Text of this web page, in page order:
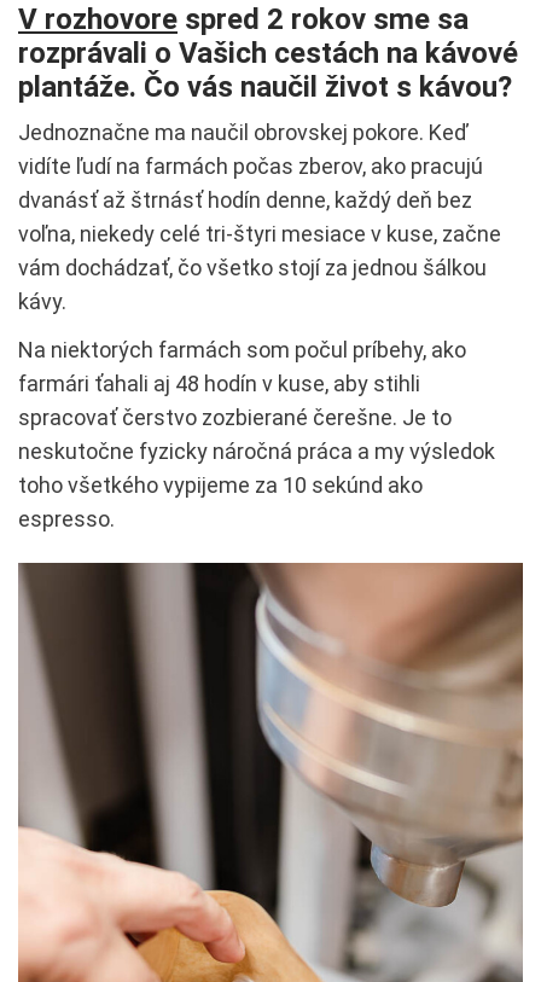
V rozhovore spred 2 rokov sme sa
rozprávali o Vašich cestách na kávové
plantáže. Čo vás naučil život s kávou?
Jednoznačne ma naučil obrovskej pokore. Keď
vidíte ľudí na farmách počas zberov, ako pracujú
dvanásť až štrnásť hodín denne, každý deň bez
voľna, niekedy celé tri-štyri mesiace v kuse, začne
vám dochádzať, čo všetko stojí za jednou šálkou
kávy.
Na niektorých farmách som počul príbehy, ako
farmári ťahali aj 48 hodín v kuse, aby stihli
spracovať čerstvo zozbierané čerešne. Je to
neskutočne fyzicky náročná práca a my výsledok
toho všetkého vypijeme za 10 sekúnd ako
espresso.